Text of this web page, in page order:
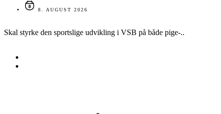
8. AUGUST 2026
Skal styrke den sportslige udvikling i VSB på både pige-..